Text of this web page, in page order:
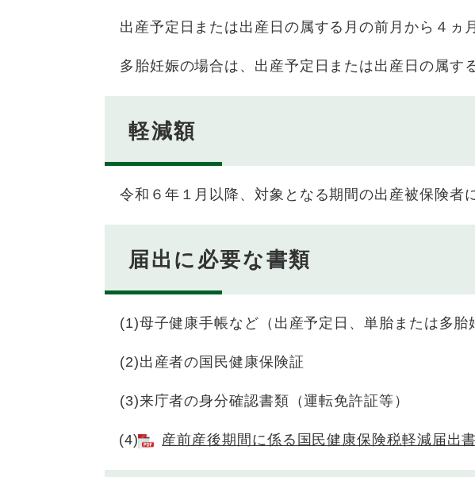
出産予定日または出産日の属する月の前月から４ヵ
多胎妊娠の場合は、出産予定日または出産日の属す
軽減額
令和６年１月以降、対象となる期間の出産被保険者
届出に必要な書類
(1)母子健康手帳など（出産予定日、単胎または多胎
(2)出産者の国民健康保険証
(3)来庁者の身分確認書類（運転免許証等）
(4) 産前産後期間に係る国民健康保険税軽減届出